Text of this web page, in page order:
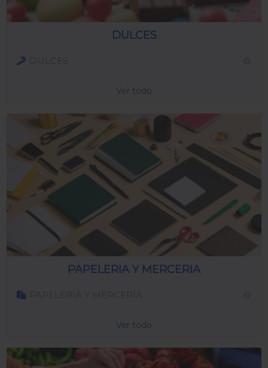
DULCES
Ver todo
PAPELERIA Y MERCERIA
Ver todo